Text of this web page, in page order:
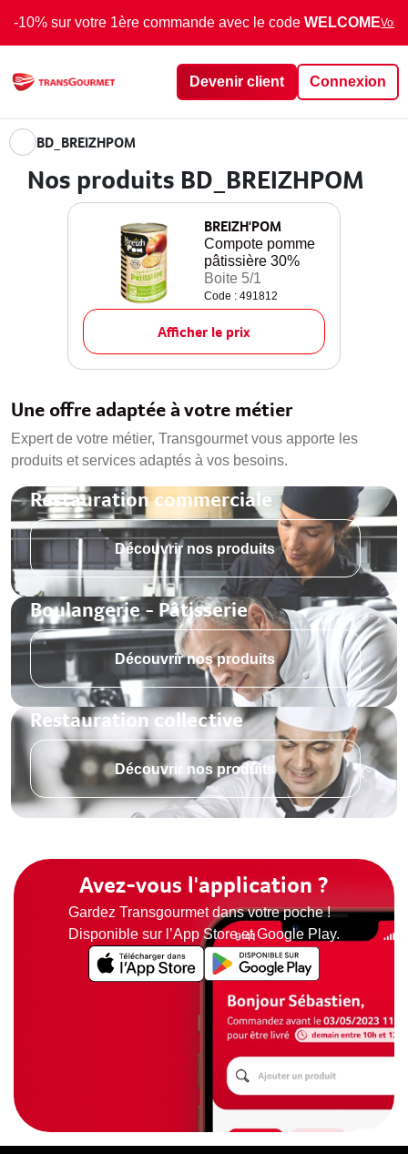
-10% sur votre 1ère commande avec le code WELCOMEVoir
Devenir client Connexion
BD_BREIZHPOM
Nos produits BD_BREIZHPOM
BREIZH'POM
Compote pomme
pâtissière 30%
Boite 5/1
Code : 491812
Afficher le prix
Une offre adaptée à votre métier
Expert de votre métier, Transgourmet vous apporte les
produits et services adaptés à vos besoins.
Restauration commerciale
Découvrir nos produits
Boulangerie - Pâtisserie
Découvrir nos produits
Restauration collective
Découvrir nos produits
Avez-vous l'application ?
Gardez Transgourmet dans votre poche !
Disponible sur l’App Store et Google Play.